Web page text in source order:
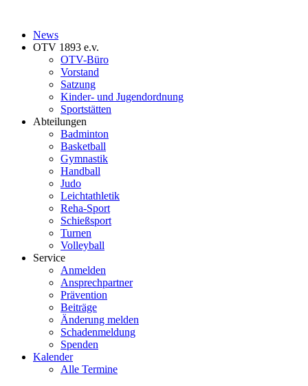
News
OTV 1893 e.v.
OTV-Büro
Vorstand
Satzung
Kinder- und Jugendordnung
Sportstätten
Abteilungen
Badminton
Basketball
Gymnastik
Handball
Judo
Leichtathletik
Reha-Sport
Schießsport
Turnen
Volleyball
Service
Anmelden
Ansprechpartner
Prävention
Beiträge
Änderung melden
Schadenmeldung
Spenden
Kalender
Alle Termine